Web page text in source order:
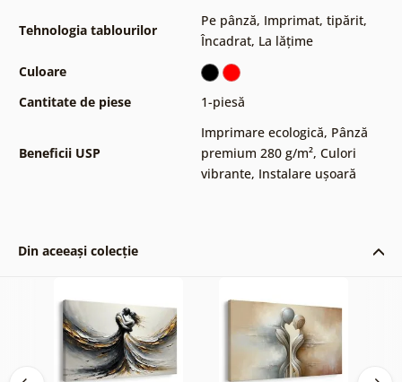
Tehnologia tablourilor
Pe pânză, Imprimat, tipărit,
Încadrat, La lățime
Culoare
Cantitate de piese
1-piesă
Beneficii USP
Imprimare ecologică, Pânză
premium 280 g/m², Culori
vibrante, Instalare ușoară
Din aceeași colecție